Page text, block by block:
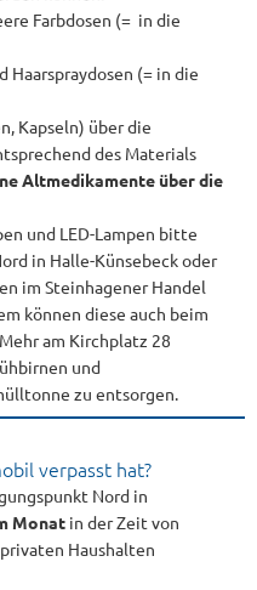
Farbdosen (= in die
Haarspraydosen (= in die
Kapseln) über die
des Materials
Altmedikamente über die
und LED-Lampen bitte
in Halle-Künsebeck oder
im Steinhagener Handel
können diese auch beim
am Kirchplatz 28
und
zu entsorgen.
verpasst hat?
Nord in
Monat in der Zeit von
Haushalten